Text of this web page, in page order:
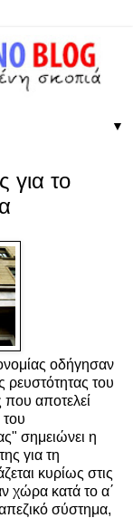
▼
για το
οδήγησαν
ρευστότητας του
αποτελεί
σημειώνει η
για τη
κυρίως στις
χώρα κατά το α΄
σύστημα,